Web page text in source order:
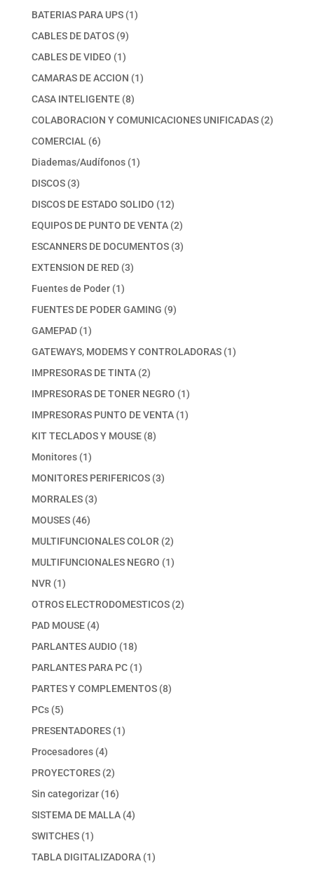
BATERIAS PARA UPS 11
CABLES DE DATOS 99
productos
CABLES DE VIDEO 11
producto
CAMARAS DE ACCION 11
CASA INTELIGENTE 88
productos
COLABORACION Y COMUNICACIONES UNIFICADAS 22
COMERCIAL 66
productos
Diademas/Audífonos 11
DISCOS 33
productos
DISCOS DE ESTADO SOLIDO 1212
productos
EQUIPOS DE PUNTO DE VENTA 22
productos
ESCANNERS DE DOCUMENTOS 33
EXTENSION DE RED 33
Fuentes de Poder 11
producto
FUENTES DE PODER GAMING 99
GAMEPAD 11
producto
GATEWAYS, MODEMS Y CONTROLADORAS 11
IMPRESORAS DE TINTA 22
productos
IMPRESORAS DE TONER NEGRO 11
producto
IMPRESORAS PUNTO DE VENTA 11
KIT TECLADOS Y MOUSE 88
Monitores 11
producto
MONITORES PERIFERICOS 33
MORRALES 33
MOUSES 4646
productos
MULTIFUNCIONALES COLOR 22
productos
MULTIFUNCIONALES NEGRO 11
NVR 11
producto
OTROS ELECTRODOMESTICOS 22
PAD MOUSE 44
productos
PARLANTES AUDIO 1818
productos
PARLANTES PARA PC 11
producto
PARTES Y COMPLEMENTOS 88
PCs 55
productos
PRESENTADORES 11
Procesadores 44
productos
PROYECTORES 22
productos
Sin categorizar 1616
productos
SISTEMA DE MALLA 44
SWITCHES 11
producto
TABLA DIGITALIZADORA 11